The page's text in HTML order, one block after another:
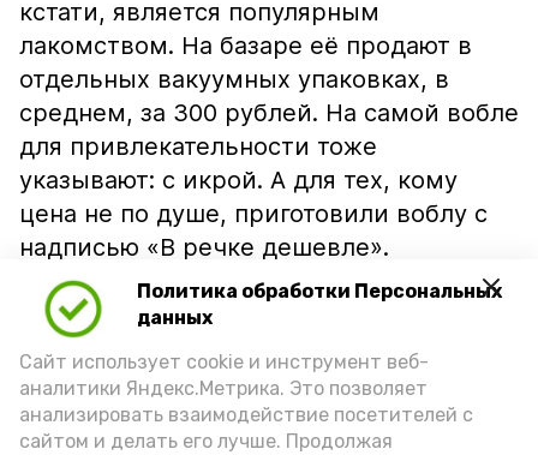
Политика обработки Персональных
данных
Сайт использует cookie и инструмент веб-
аналитики Яндекс.Метрика. Это позволяет
анализировать взаимодействие посетителей с
сайтом и делать его лучше. Продолжая
кстати, является популярным
лакомством. На базаре её продают в
отдельных вакуумных упаковках, в
среднем, за 300 рублей. На самой вобле
для привлекательности тоже
указывают: с икрой. А для тех, кому
цена не по душе, приготовили воблу с
надписью «В речке дешевле».